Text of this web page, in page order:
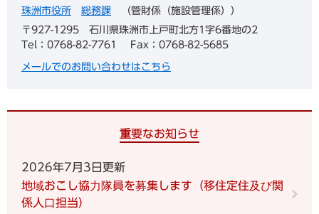
重要なお知らせ
2026年7月3日更新
地域おこし協力隊員を募集します（移住定住及び関
係人口担当）
珠洲市役所 総務課
管財係（施設管理係）
〒927-1295
石川県珠洲市上戸町北方1字6番地の2
Tel：0768-82-7761
Fax：0768-82-5685
メールでのお問い合わせはこちら